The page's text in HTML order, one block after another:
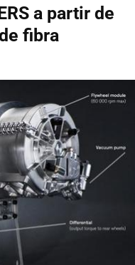
a partir de
fibra